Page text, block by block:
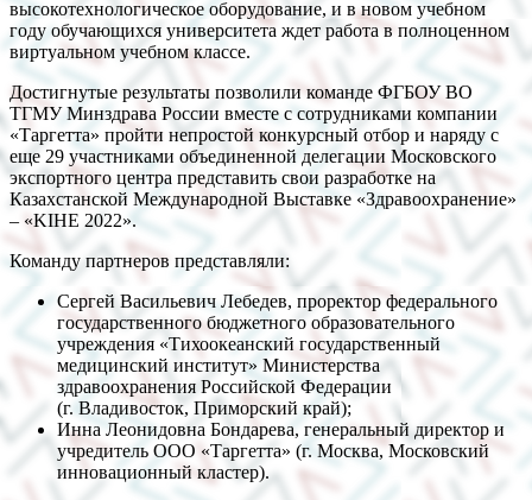
высокотехнологическое оборудование, и в новом учебном
году обучающихся университета ждет работа в полноценном
виртуальном учебном классе.
Достигнутые результаты позволили команде ФГБОУ ВО
ТГМУ Минздрава России вместе с сотрудниками компании
«Таргетта» пройти непростой конкурсный отбор и наряду с
еще 29 участниками объединенной делегации Московского
экспортного центра представить свои разработке на
Казахстанской Международной Выставке «Здравоохранение»
– «KIHE 2022».
Команду партнеров представляли:
Сергей Васильевич Лебедев, проректор федерального
государственного бюджетного образовательного
учреждения «Тихоокеанский государственный
медицинский институт» Министерства
здравоохранения Российской Федерации
(г. Владивосток, Приморский край);
Инна Леонидовна Бондарева, генеральный директор и
учредитель ООО «Таргетта» (г. Москва, Московский
инновационный кластер).